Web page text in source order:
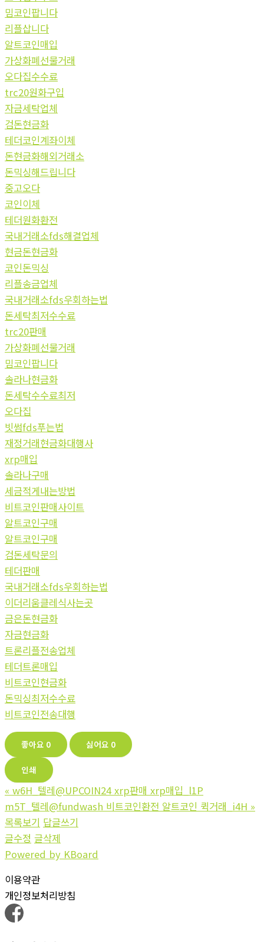
밈코인팝니다
리플삽니다
알트코인매입
가상화폐선물거래
오다집수수료
trc20원화구입
자금세탁업체
검돈현금화
테더코인계좌이체
돈현금화해외거래소
돈믹싱해드립니다
중고오다
코인이체
테더원화환전
국내거래소fds해결업체
현금돈현금화
코인돈믹싱
리플송금업체
국내거래소fds우회하는법
돈세탁최저수수료
trc20판매
가상화폐선물거래
밈코인팝니다
솔라나현금화
돈세탁수수료최저
오다집
빗썸fds푸는법
재정거래현금화대행사
xrp매입
솔라나구매
세금적게내는방법
비트코인판매사이트
알트코인구매
알트코인구매
검돈세탁문의
테더판매
국내거래소fds우회하는법
이더리움클레식사는곳
금은돈현금화
자금현금화
트론리플전송업체
테더트론매입
비트코인현금화
돈믹싱최저수수료
비트코인전송대행
좋아요 0 싫어요 0
인쇄
« w6H_텔레@UPCOIN24 xrp판매 xrp매입_l1P
m5T_텔레@fundwash 비트코인환전 알트코인 퀵거래_i4H »
목록보기 답글쓰기
글수정 글삭제
Powered by KBoard
이용약관
개인정보처리방침